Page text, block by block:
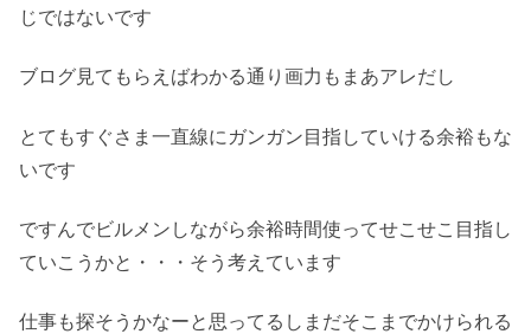
じではないです
ブログ見てもらえばわかる通り画力もまあアレだし
とてもすぐさま一直線にガンガン目指していける余裕もな
いです
ですんでビルメンしながら余裕時間使ってせこせこ目指し
ていこうかと・・・そう考えています
仕事も探そうかなーと思ってるしまだそこまでかけられる